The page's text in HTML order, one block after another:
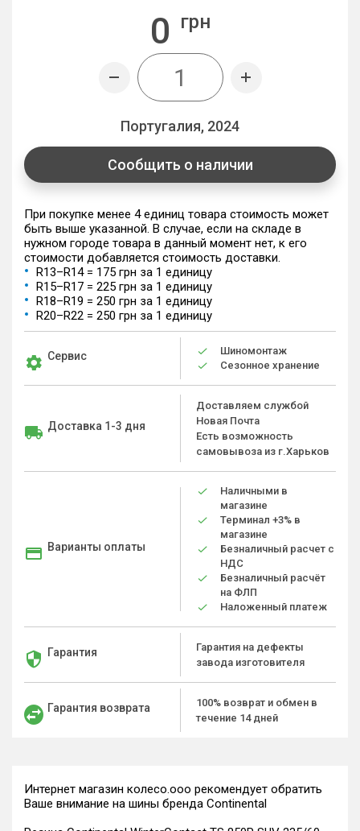
0 грн
Португалия, 2024
Сообщить о наличии
При покупке менее 4 единиц товара стоимость может
быть выше указанной. В случае, если на складе в
нужном городе товара в данный момент нет, к его
стоимости добавляется стоимость доставки.
R13–R14 = 175 грн за 1 единицу
R15–R17 = 225 грн за 1 единицу
R18–R19 = 250 грн за 1 единицу
R20–R22 = 250 грн за 1 единицу
Сервис
Шиномонтаж
Сезонное хранение
Доставка 1-3 дня
Доставляем службой
Новая Почта
Есть возможность
самовывоза из г.Харьков
Варианты оплаты
Наличными в
магазине
Терминал +3% в
магазине
Безналичный расчет с
НДС
Безналичный расчёт
на ФЛП
Наложенный платеж
Гарантия
Гарантия на дефекты
завода изготовителя
Гарантия возврата
100% возврат и обмен в
течение 14 дней
Интернет магазин колесо.ооо рекомендует обратить
Ваше внимание на шины бренда Continental